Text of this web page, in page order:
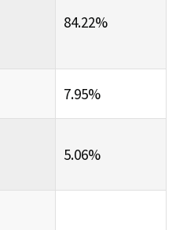
84.22%
7.95%
5.06%